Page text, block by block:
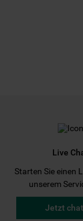
Live
Starten Sie einen
unserem
Jetzt